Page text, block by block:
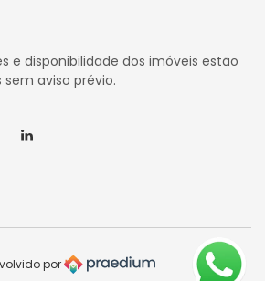
e disponibilidade dos imóveis estão
aviso prévio.
Linkedin
por